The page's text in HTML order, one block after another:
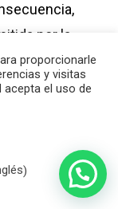
por la
por
que
o de
Página Web
así
proporcionarle
y visitas
acepta el uso de
)